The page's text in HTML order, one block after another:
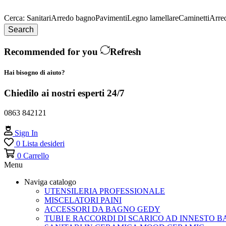
Cerca: SanitariArredo bagnoPavimentiLegno lamellareCaminetti
Search
Recommended for you Refresh
Hai bisogno di aiuto?
Chiedilo ai nostri esperti 24/7
0863 842121
Sign In
0 Lista desideri
0 Carrello
Menu
Naviga catalogo
UTENSILERIA PROFESSIONALE
MISCELATORI PAINI
ACCESSORI DA BAGNO GEDY
TUBI E RACCORDI DI SCARICO AD INNESTO